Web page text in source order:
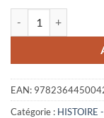
EAN:
Catégorie : HISTOIRE